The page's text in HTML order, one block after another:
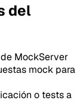
del
MockServer
mock para
o tests a